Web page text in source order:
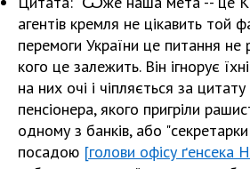
агентів кремля не цікавить той
перемоги України це питання не
кого це залежить. Він ігнорує
на них очі і чіпляється за цитату
пенсіонера, якого пригріли
одному з банків, або
посадою [голови офісу ґенсека